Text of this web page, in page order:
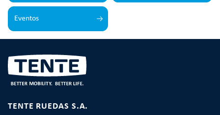
Eventos
TENTE RUEDAS S.A.